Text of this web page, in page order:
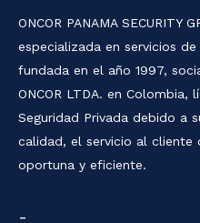
ONCOR PANAMA SECURITY
especializada en servicios
fundada en el año 1997,
ONCOR LTDA. en
Seguridad Privada debido a
calidad, el servicio al cliente
oportuna y eficiente.
-